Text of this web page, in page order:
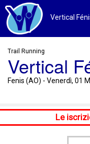
Trail Running
Vertical
Fenis (AO) - Venerdì, 01
Le